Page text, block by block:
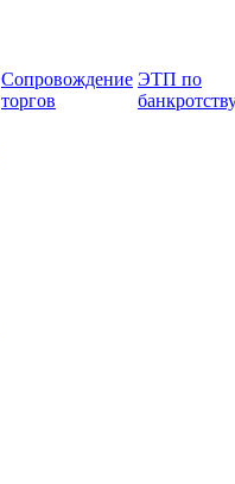
Сопровождение
торгов
ЭТП по